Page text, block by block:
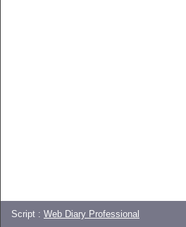
Script : Web Diary Professional